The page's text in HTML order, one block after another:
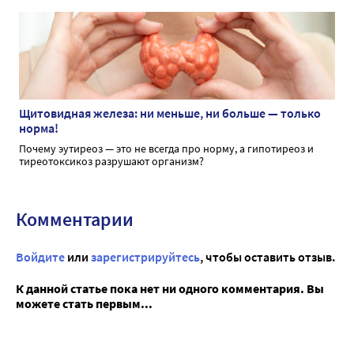
Щитовидная железа: ни меньше, ни больше — только
норма!
Почему эутиреоз — это не всегда про норму, а гипотиреоз и
тиреотоксикоз разрушают организм?
Комментарии
Войдите или зарегистрируйтесь, чтобы оставить отзыв.
К данной статье пока нет ни одного комментария. Вы
можете стать первым...